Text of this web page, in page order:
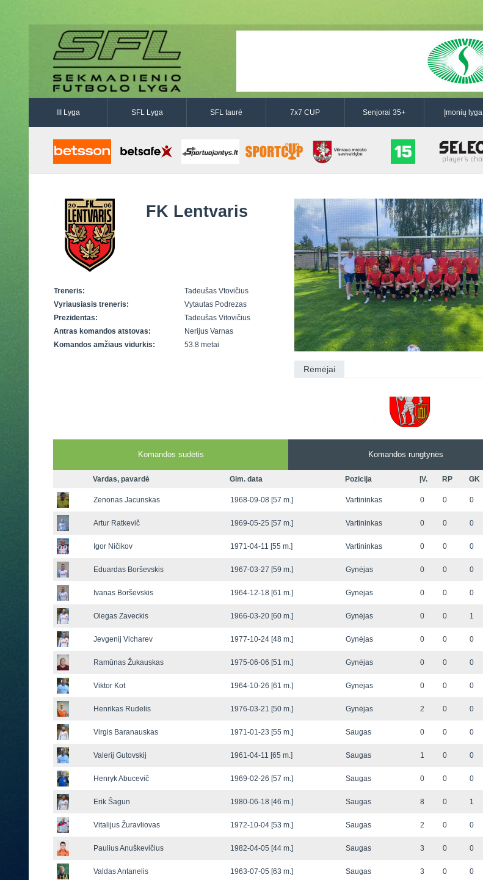
III Lyga SFL Lyga SFL taurė 7x7 CUP Senjorai 35+ Įmonių lyga
FK Lentvaris
Treneris:
Tadeušas Vtovičius
Vyriausiasis treneris:
Vytautas Podrezas
Prezidentas:
Tadeušas Vitovičius
Antras komandos atstovas:
Nerijus Varnas
Komandos amžiaus vidurkis:
53.8 metai
Rėmėjai
Komandos sudėtis Komandos rungtynės
Vardas, pavardė Gim. data Pozicija ĮV. RP GK
Zenonas Jacunskas 1968-09-08 [57 m.] Vartininkas 0 0 0
Artur Ratkevič 1969-05-25 [57 m.] Vartininkas 0 0 0
Igor Ničikov 1971-04-11 [55 m.] Vartininkas 0 0 0
Eduardas Borševskis 1967-03-27 [59 m.] Gynėjas 0 0 0
Ivanas Borševskis 1964-12-18 [61 m.] Gynėjas 0 0 0
Olegas Zaveckis 1966-03-20 [60 m.] Gynėjas 0 0 1
Jevgenij Vicharev 1977-10-24 [48 m.] Gynėjas 0 0 0
Ramūnas Žukauskas 1975-06-06 [51 m.] Gynėjas 0 0 0
Viktor Kot 1964-10-26 [61 m.] Gynėjas 0 0 0
Henrikas Rudelis 1976-03-21 [50 m.] Gynėjas 2 0 0
Virgis Baranauskas 1971-01-23 [55 m.] Saugas 0 0 0
Valerij Gutovskij 1961-04-11 [65 m.] Saugas 1 0 0
Henryk Abucevič 1969-02-26 [57 m.] Saugas 0 0 0
Erik Šagun 1980-06-18 [46 m.] Saugas 8 0 1
Vitalijus Žuravliovas 1972-10-04 [53 m.] Saugas 2 0 0
Paulius Anuškevičius 1982-04-05 [44 m.] Saugas 3 0 0
Valdas Antanelis 1963-07-05 [63 m.] Saugas 3 0 0